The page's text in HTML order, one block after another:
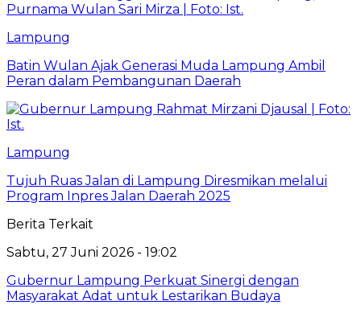
Lampung
Batin Wulan Ajak Generasi Muda Lampung Ambil
Peran dalam Pembangunan Daerah
Lampung
Tujuh Ruas Jalan di Lampung Diresmikan melalui
Program Inpres Jalan Daerah 2025
Berita Terkait
Sabtu, 27 Juni 2026 - 19:02
Gubernur Lampung Perkuat Sinergi dengan
Masyarakat Adat untuk Lestarikan Budaya